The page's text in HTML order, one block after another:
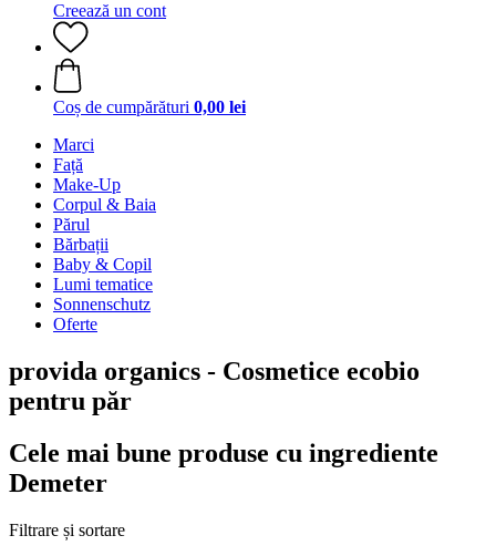
Creează un cont
Coș de cumpărături 0,00 lei
Marci
Față
Make-Up
Corpul & Baia
Părul
Bărbații
Baby & Copil
Lumi tematice
Sonnenschutz
Oferte
provida organics - Cosmetice ecobio
pentru păr
Cele mai bune produse cu ingrediente
Demeter
Filtrare și sortare